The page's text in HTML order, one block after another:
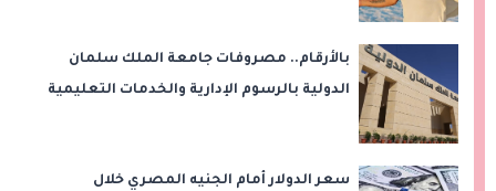
بالأرقام.. مصروفات جامعة الملك سلمان
الدولية بالرسوم الإدارية والخدمات التعليمية
سعر الدولار أمام الجنيه المصري خلال